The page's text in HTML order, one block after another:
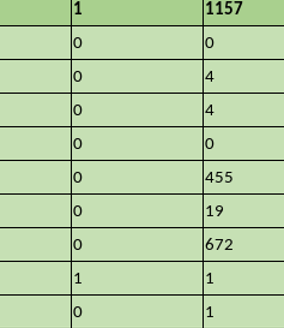
1
1157
0
0
0
4
0
4
0
0
0
455
0
19
0
672
1
1
0
1